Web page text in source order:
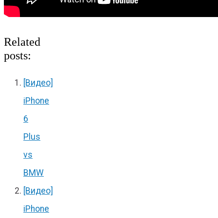
Related
posts:
[Видео]
iPhone
6
Plus
vs
BMW
[Видео]
iPhone